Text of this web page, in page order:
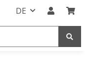
DE